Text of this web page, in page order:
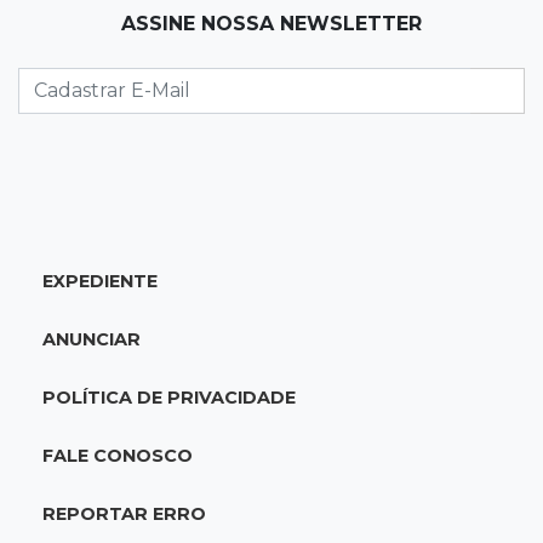
Recém-nascida desaparecida foi entregue
para pagar dívida do pai com facção
Profissionais da Educação: aqueles que fazem
primeiro semestre de 2026
ASSINE NOSSA NEWSLETTER
EXPEDIENTE
ANUNCIAR
POLÍTICA DE PRIVACIDADE
FALE CONOSCO
REPORTAR ERRO